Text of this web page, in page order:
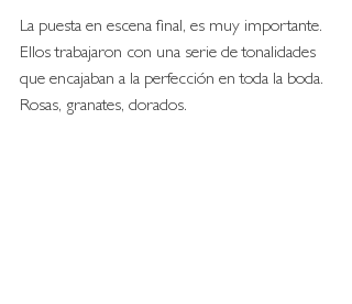
La puesta en escena final, es muy importante.
Ellos trabajaron con una serie de tonalidades
que encajaban a la perfección en toda la boda.
Rosas, granates, dorados.